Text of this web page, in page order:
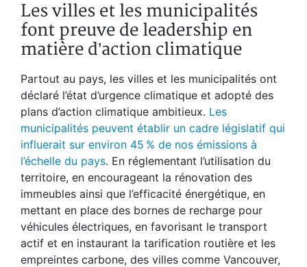
Les villes et les municipalités
font preuve de leadership en
matière d’action climatique
Partout au pays, les villes et les municipalités ont
déclaré l’état d’urgence climatique et adopté des
plans d’action climatique ambitieux. Les
municipalités peuvent établir un cadre législatif qui
influerait sur environ 45 % de nos émissions à
l’échelle du pays. En réglementant l’utilisation du
territoire, en encourageant la rénovation des
immeubles ainsi que l’efficacité énergétique, en
mettant en place des bornes de recharge pour
véhicules électriques, en favorisant le transport
actif et en instaurant la tarification routière et les
empreintes carbone, des villes comme Vancouver,